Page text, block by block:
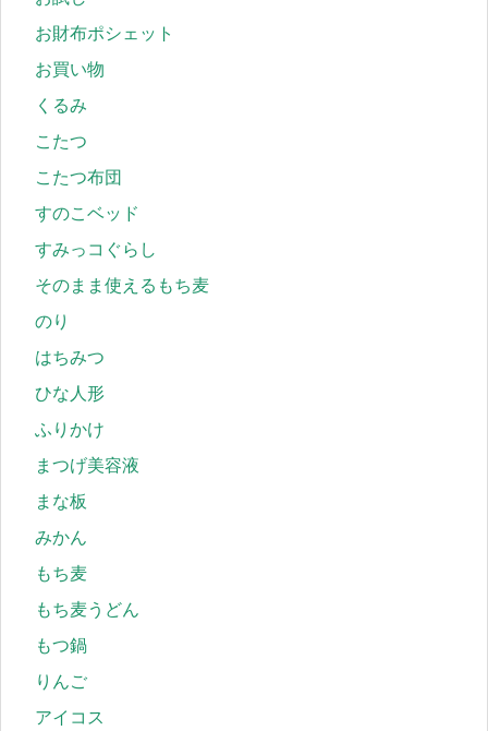
お財布ポシェット
お買い物
くるみ
こたつ
こたつ布団
すのこベッド
すみっコぐらし
そのまま使えるもち麦
のり
はちみつ
ひな人形
ふりかけ
まつげ美容液
まな板
みかん
もち麦
もち麦うどん
もつ鍋
りんご
アイコス